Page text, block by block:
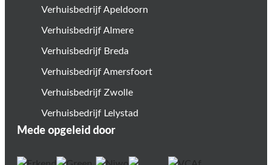
Verhuisbedrijf Apeldoorn
Verhuisbedrijf Almere
Verhuisbedrijf Breda
Verhuisbedrijf Amersfoort
Verhuisbedrijf Zwolle
Verhuisbedrijf Lelystad
Mede opgeleid door